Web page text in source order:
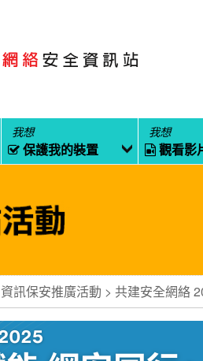
我想
保護我的裝置
我想
觀看影
訊保安推廣活動 共建安全網絡